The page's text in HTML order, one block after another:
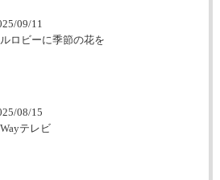
09/11
ロビーに季節の花を
08/15
テレビ